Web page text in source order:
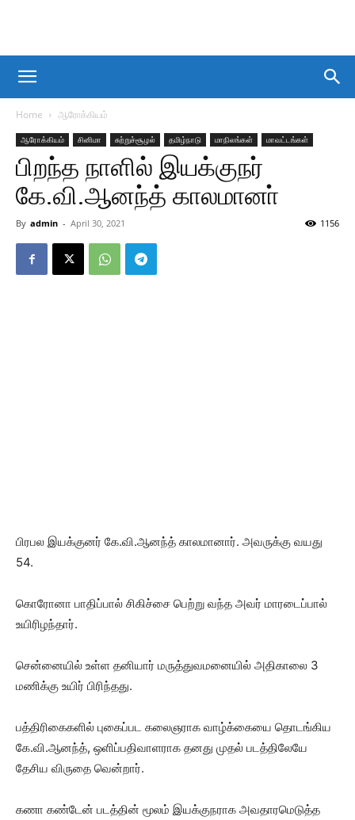
Home ஆரோக்கியம்
ஆரோக்கியம் சினிமா சுற்றுச்சூழல் தமிழ்நாடு மாநிலங்கள் மாவட்டங்கள்
பிறந்த நாளில் இயக்குநர்
கே.வி.ஆனந்த் காலமானா்
By admin - April 30, 2021 1156
பிரபல இயக்குனர் கே.வி.ஆனந்த் காலமானார். அவருக்கு வயது
54.
கொரோனா பாதிப்பால் சிகிச்சை பெற்று வந்த அவர் மாரடைப்பால்
உயிரிழந்தார்.
சென்னையில் உள்ள தனியார் மருத்துவமனையில் அதிகாலை 3
மணிக்கு உயிர் பிரிந்தது.
பத்திரிகைகளில் புகைப்பட கலைஞராக வாழ்க்கையை தொடங்கிய
கே.வி.ஆனந்த், ஒளிப்பதிவாளராக தனது முதல் படத்திலேயே
தேசிய விருதை வென்றார்.
கணா கண்டேன் படத்தின் மூலம் இயக்குநராக அவதாரமெடுத்த